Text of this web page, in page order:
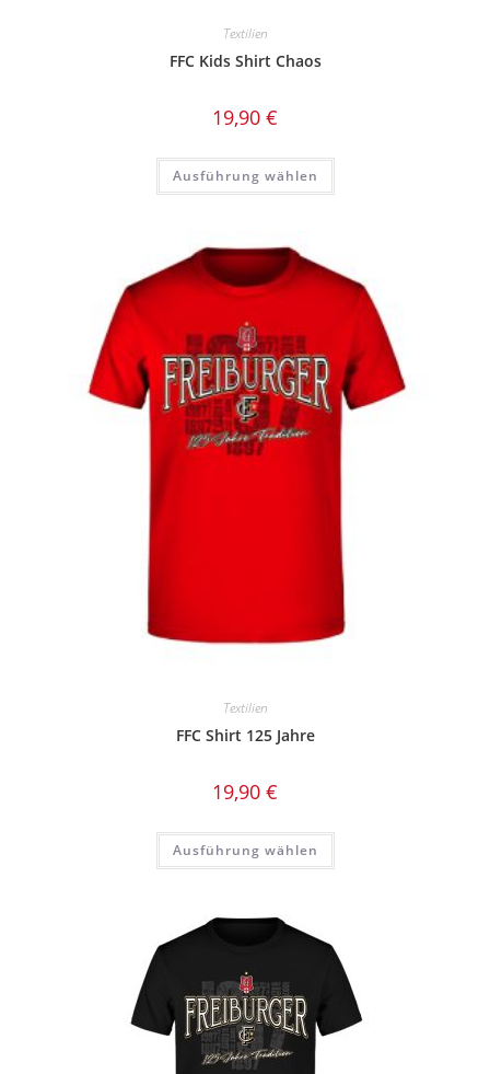
Textilien
FFC Kids Shirt Chaos
19,90 €
Ausführung wählen
Dieses
weist
Optionen
können
auf
Produktseite
gewählt
werden
Textilien
FFC Shirt 125 Jahre
19,90 €
Ausführung wählen
Dieses
weist
Optionen
können
auf
der
Produktseite
gewählt
werden